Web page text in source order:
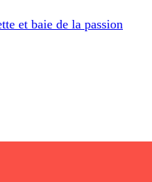
et baie de la passion